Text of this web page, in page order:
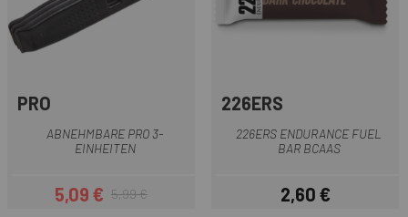
PRO
ABNEHMBARE PRO 3-
EINHEITEN
Preis
5,09 €Regulärer Preis
5,99 €
226ERS
226ERS ENDURANCE FUEL
BAR BCAAS
Preis
2,60 €